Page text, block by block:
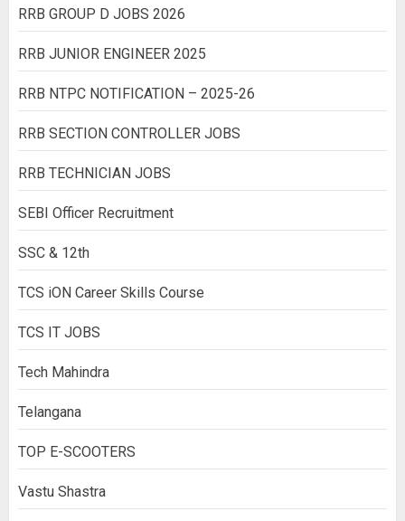
RRB GROUP D JOBS 2026
RRB JUNIOR ENGINEER 2025
RRB NTPC NOTIFICATION – 2025-26
RRB SECTION CONTROLLER JOBS
RRB TECHNICIAN JOBS
SEBI Officer Recruitment
SSC & 12th
TCS iON Career Skills Course
TCS IT JOBS
Tech Mahindra
Telangana
TOP E-SCOOTERS
Vastu Shastra